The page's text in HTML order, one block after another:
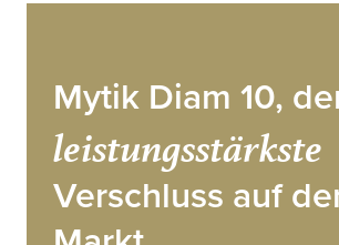
Mytik Diam 10,
leistungsstärkste
Verschluss auf